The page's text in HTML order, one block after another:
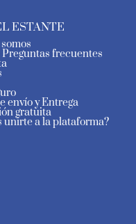
ESTANTE
Preguntas frecuentes
envío y Entrega
gratuita
unirte a la plataforma?